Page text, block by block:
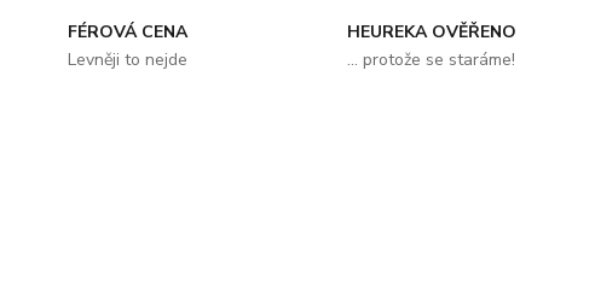
FÉROVÁ CENA
Levněji to nejde
HEUREKA OVĚŘENO
... protože se staráme!